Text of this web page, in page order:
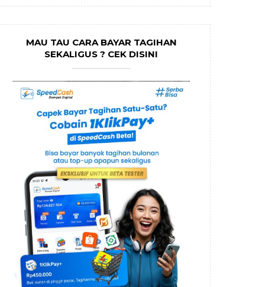
MAU TAU CARA BAYAR TAGIHAN
SEKALIGUS ? CEK DISINI